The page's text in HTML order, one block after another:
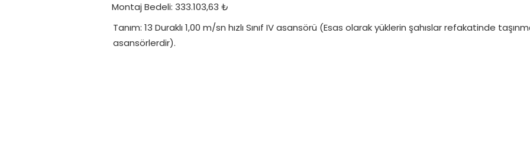
Montaj Bedeli: 333.103,63 ₺
Tanım: 13 Duraklı 1,00 m/sn hızlı Sınıf IV asansörü (Esas olarak yüklerin şahıslar refakatinde
asansörlerdir).